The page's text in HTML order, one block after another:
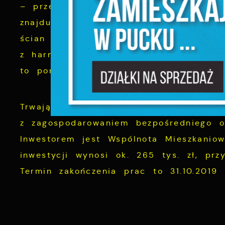
– przebudowa, remont historycznej
znajdującego się przy ul. Pokoju 8.
ścian i stropów budynku, trwają
z harmonogramem. Termin
to ponad 2 mln zł, przy
Trwają również prace przy zadaniu pn.
z zagospodarowaniem
Inwestorem jest Wspólnota
inwestycji wynosi ok. 265 tys. zł,
Termin zakończenia prac to 31.10.2019